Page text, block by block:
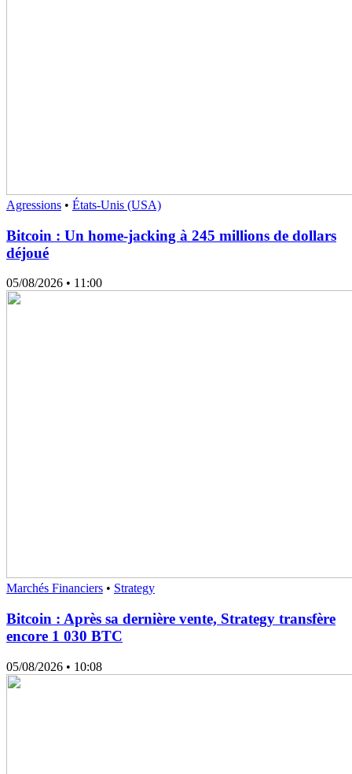
Agressions • États-Unis (USA)
Bitcoin : Un home-jacking à 245 millions de dollars
déjoué
05/08/2026 • 11:00
Marchés Financiers • Strategy
Bitcoin : Après sa dernière vente, Strategy transfère
encore 1 030 BTC
05/08/2026 • 10:08